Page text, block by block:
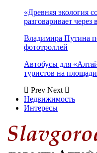
«Древняя экология
разговаривает через
Владимира Путина
фототроллей
Автобусы для
туристов на
Prev Next
Недвижимость
Интересы